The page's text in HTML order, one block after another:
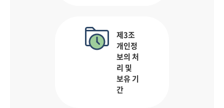
제3조
개인정
보의 처
리 및
보유 기
간